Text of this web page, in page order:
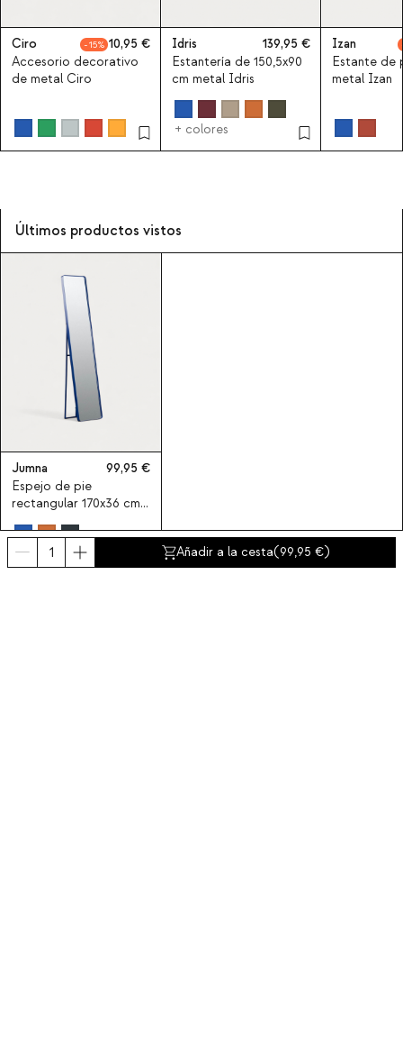
Añadir a la cesta(99,95 )
Ciro 15
10,95
Accesorio decorativo
de metal Ciro
Idris
139,95
Estantería de 150,5x90
cm metal Idris
+ colores
Izan
Estante de
metal Izan
Últimos productos vistos
Jumna
99,95
Espejo de pie
rectangular 170x36 cm
en metal Jumna